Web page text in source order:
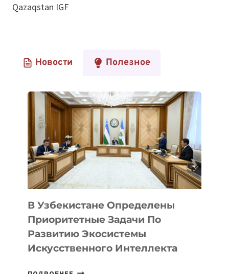
Qazaqstan IGF
Новости Полезное
В Узбекистане Определены
Приоритетные Задачи По
Развитию Экосистемы
Искусственного Интеллекта
В